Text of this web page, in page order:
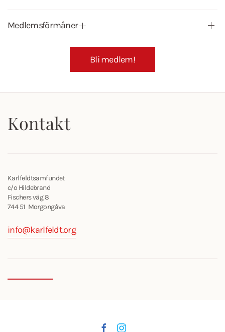
Medlemsförmåner
Bli medlem!
Kontakt
Karlfeldtsamfundet
c/o Hildebrand
Fischers väg 8
744 51 Morgongåva
info@karlfeldt.org